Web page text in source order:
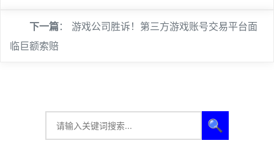
下一篇： 游戏公司胜诉！第三方游戏账号交易平台面
临巨额索赔
🔍